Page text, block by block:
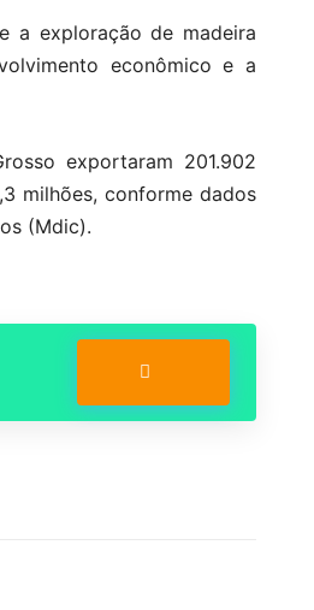
a exploração de madeira
econômico e a
exportaram 201.902
milhões, conforme dados
(Mdic).